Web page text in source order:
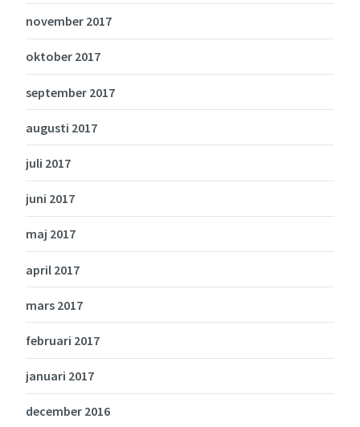
november 2017
oktober 2017
september 2017
augusti 2017
juli 2017
juni 2017
maj 2017
april 2017
mars 2017
februari 2017
januari 2017
december 2016